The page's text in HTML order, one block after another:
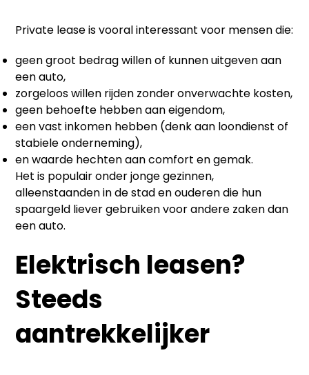
Private lease is vooral interessant voor mensen die:
geen groot bedrag willen of kunnen uitgeven aan
een auto,
zorgeloos willen rijden zonder onverwachte kosten,
geen behoefte hebben aan eigendom,
een vast inkomen hebben (denk aan loondienst of
stabiele onderneming),
en waarde hechten aan comfort en gemak.
Het is populair onder jonge gezinnen,
alleenstaanden in de stad en ouderen die hun
spaargeld liever gebruiken voor andere zaken dan
een auto.
Elektrisch leasen?
Steeds
aantrekkelijker